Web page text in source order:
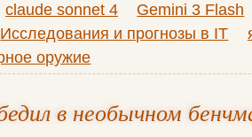
claude sonnet 4
Gemini 3 Flash
Исследования и прогнозы в IT
оружие
в необычном